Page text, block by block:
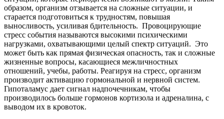
образом, организм отзывается на сложные ситуации, и
старается подготовиться к трудностям, повышая
выносливость, усиливая бдительность. Провоцирующие
стресс события называются высокими психическими
нагрузками, охватывающими целый спектр ситуаций. Это
может быть как прямая физическая опасность, так и сложные
жизненные вопросы, касающиеся межличностных
отношений, учебы, работы. Реагируя на стресс, организм
производит активацию гормональной и нервной систем.
Гипоталамус дает сигнал надпочечникам, чтобы
производилось больше гормонов кортизола и адреналина, с
выводом их в кровоток.